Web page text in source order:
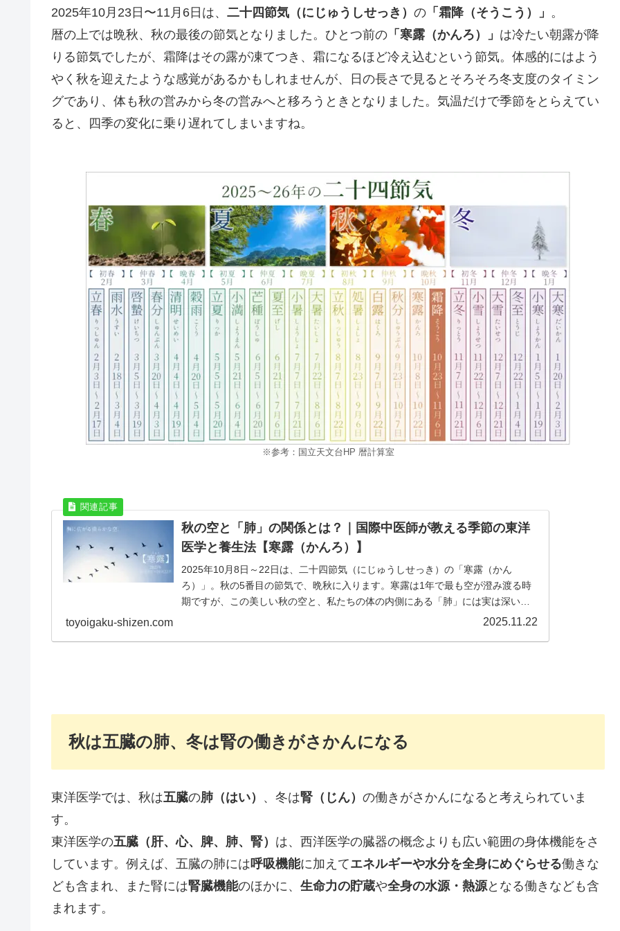
2025年10月23日〜11月6日は、 二十四節気（にじゅうしせっき） の 「霜降（そうこう）」 。
暦の上では晩秋、秋の最後の節気となりました。ひとつ前の 「寒露（かんろ）」 は冷たい朝露が降
りる節気でしたが、霜降はその露が凍てつき、霜になるほど冷え込むという節気。体感的にはよう
やく秋を迎えたような感覚があるかもしれませんが、日の長さで見るとそろそろ冬支度のタイミン
グであり、体も秋の営みから冬の営みへと移ろうときとなりました。気温だけで季節をとらえてい
ると、四季の変化に乗り遅れてしまいますね。
※参考：国立天文台HP 暦計算室
秋の空と「肺」の関係とは？｜国際中医師が教える季節の東洋
医学と養生法【寒露（かんろ）】
2025年10月8日～22日は、二十四節気（にじゅうしせっき）の「寒露（かん
ろ）」。秋の5番目の節気で、晩秋に入ります。寒露は1年で最も空が澄み渡る時
期ですが、この美しい秋の空と、私たちの体の内側にある「肺」には実は深いつ
toyoigaku-shizen.com 2025.11.22
秋は五臓の肺、冬は腎の働きがさかんになる
東洋医学では、秋は五臓の肺（はい） 、冬は腎（じん） の働きがさかんになると考えられていま
す。
東洋医学の五臓（肝、心、脾、肺、腎） は、西洋医学の臓器の概念よりも広い範囲の身体機能をさ
しています。例えば、五臓の肺には呼吸機能に加えてエネルギーや水分を全身にめぐらせる働きな
ども含まれ、また腎には腎臓機能のほかに、 生命力の貯蔵や全身の水源・熱源となる働きなども含
まれます。